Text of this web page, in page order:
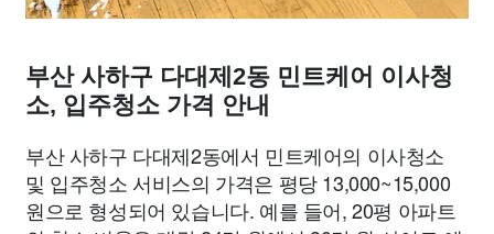
부산 사하구 다대제2동 민트케어 이사청
소, 입주청소 가격 안내
부산 사하구 다대제2동에서 민트케어의 이사청소
및 입주청소 서비스의 가격은 평당 13,000~15,000
원으로 형성되어 있습니다. 예를 들어, 20평 아파트